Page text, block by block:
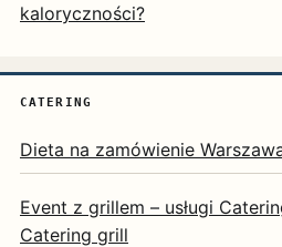
kaloryczności?
CATERING
Dieta na zamówienie
Event z grillem – usługi
Catering grill